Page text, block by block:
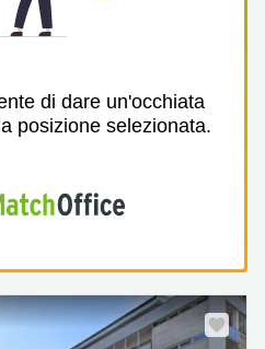
di dare un'occhiata
posizione selezionata.